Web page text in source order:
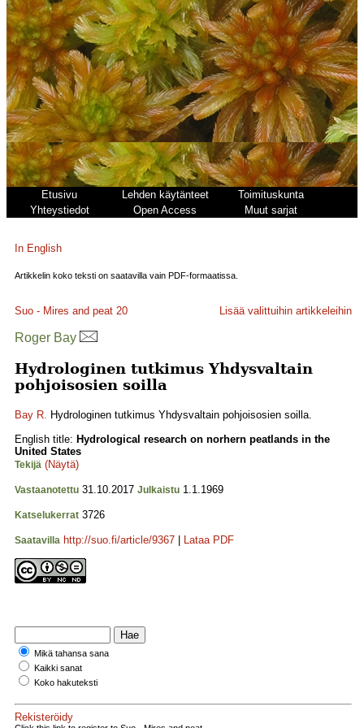
Etusivu Lehden käytänteet
Toimituskunta
Yhteystiedot
Open Access Muut sarjat
In English
Artikkelin koko teksti on saatavilla vain PDF-formaatissa.
Suo - Mires and peat 20 Lisää valittuihin artikkeleihin
Roger Bay
Hydrologinen tutkimus Yhdysvaltain
pohjoisosien soilla
Bay R. Hydrologinen tutkimus Yhdysvaltain pohjoisosien soilla.
English title: Hydrological research on norhern peatlands in the
United States
Tekijä (Näytä)
Vastaanotettu 31.10.2017 Julkaistu 1.1.1969
Katselukerrat 3726
Saatavilla http://suo.fi/article/9367 Lataa PDF
Mikä tahansa sana
Kaikki sanat
Koko hakuteksti
Rekisteröidy